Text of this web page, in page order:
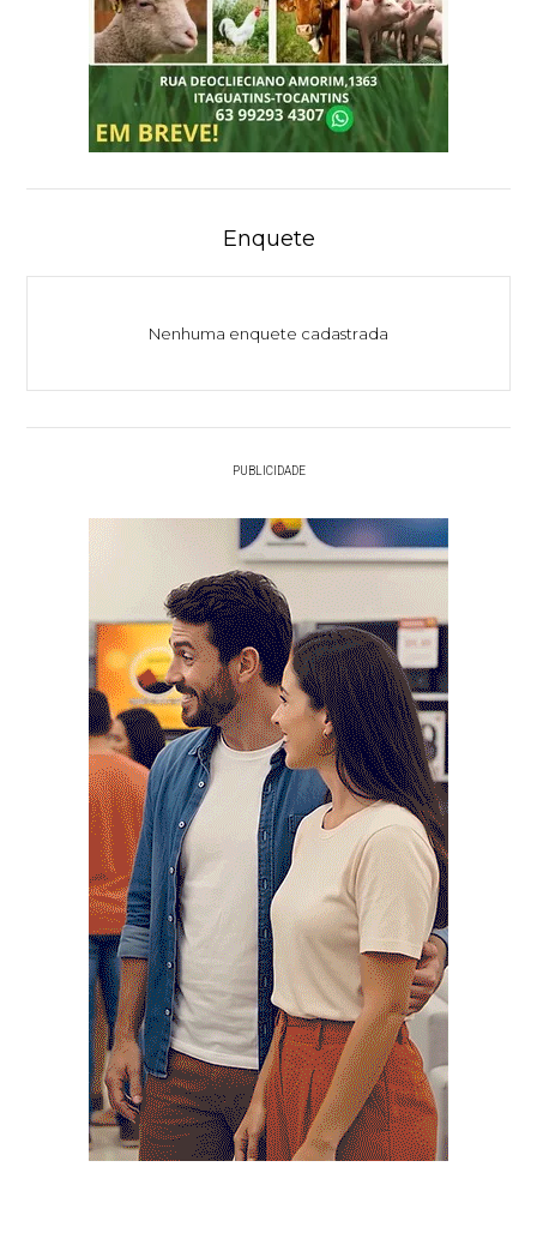
Enquete
Nenhuma enquete cadastrada
PUBLICIDADE